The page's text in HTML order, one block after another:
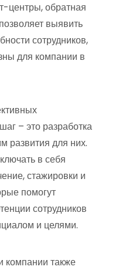
центры, обратная
выявить
сотрудников,
для компании в
– это разработка
развития для них.
в себя
стажировки и
помогут
сотрудников
и целями.
компании также